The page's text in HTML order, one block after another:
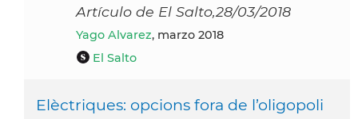
Artículo de El Salto,28/03/2018
Yago Alvarez, marzo 2018
El Salto
Elèctriques: opcions fora de l’oligopoli